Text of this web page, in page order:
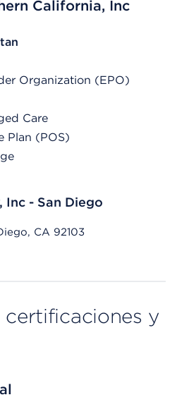
California, Inc
se aceptan
Organization (EPO)
Care
Plan (POS)
Inc - San Diego
CA 92103
certificaciones y